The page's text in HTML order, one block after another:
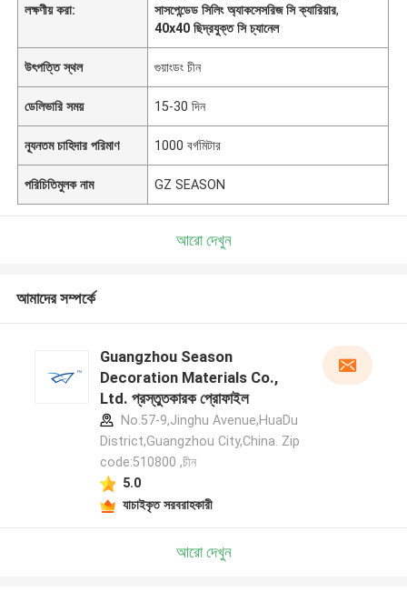
লক্ষণীয় করা:
সাসপেন্ডেড সিলিং অ্যাকসেসরিজ সি ক্যারিয়ার,
40x40 ছিদ্রযুক্ত সি চ্যানেল
উৎপত্তি স্থল গুয়াংডং চীন
ডেলিভারি সময় 15-30 দিন
ন্যূনতম চাহিদার পরিমাণ 1000 বর্গমিটার
পরিচিতিমুলক নাম GZ SEASON
আরো দেখুন
আমাদের সম্পর্কে
Guangzhou Season
Decoration Materials Co.,
Ltd. প্রস্তুতকারক প্রোফাইল
No.57-9,Jinghu Avenue,HuaDu
District,Guangzhou City,China. Zip
code:510800 ,চীন
5.0
যাচাইকৃত সরবরাহকারী
আরো দেখুন